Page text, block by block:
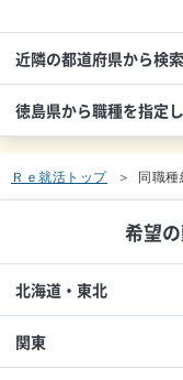
近隣の都道府県から検索
徳島県から職種を指定
Ｒｅ就活トップ 同職
希望
北海道・東北
関東